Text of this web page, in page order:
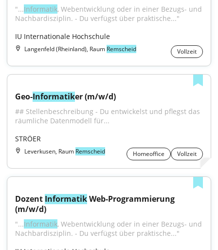
"...Informatik, Webentwicklung oder in einer Bezugs- und
Nachbardisziplin. - Du verfügst über praktische..."
IU Internationale Hochschule
Langenfeld (Rheinland), Raum Remscheid Vollzeit
Geo-Informatiker (m/w/d)
## Stellenbeschreibung - Du entwickelst und pflegst das
räumliche Datenmodell für...
STRÖER
Leverkusen, Raum Remscheid Homeoffice Vollzeit
Dozent Informatik Web-Programmierung
(m/w/d)
"...Informatik, Webentwicklung oder in einer Bezugs- und
Nachbardisziplin. - Du verfügst über praktische..."